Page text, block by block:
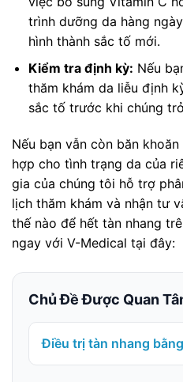
trình dưỡng da hàng
hình thành sắc tố mới.
Kiểm tra định kỳ: Nếu
thăm khám da liễu định
sắc tố trước khi chúng
Nếu bạn vẫn còn băn
hợp cho tình trạng da của
gia của chúng tôi hỗ trợ
lịch thăm khám và nhận tư
thế nào để hết tàn nhang
ngay với V-Medical tại đây:
Chủ Đề Được Quan
Điều trị tàn nhang